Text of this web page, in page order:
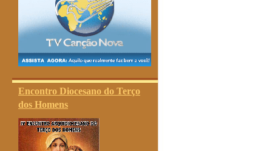
Encontro Diocesano do Terço
dos Homens